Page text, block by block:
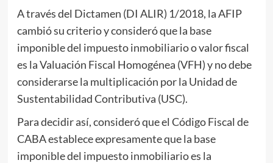
A través del Dictamen (DI ALIR) 1/2018, la AFIP
cambió su criterio y consideró que la base
imponible del impuesto inmobiliario o valor fiscal
es la Valuación Fiscal Homogénea (VFH) y no debe
considerarse la multiplicación por la Unidad de
Sustentabilidad Contributiva (USC).
Para decidir así, consideró que el Código Fiscal de
CABA establece expresamente que la base
imponible del impuesto inmobiliario es la